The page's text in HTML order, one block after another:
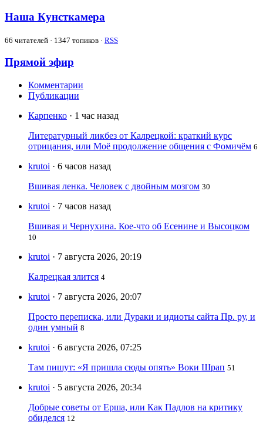
Наша Кунсткамера
66 читателей · 1347 топиков · RSS
Прямой эфир
Комментарии
Публикации
Карпенко · 1 час назад
Литературный ликбез от Калрецкой: краткий курс
отрицания, или Моё продолжение общения с Фомичём 6
krutoi · 6 часов назад
Вшивая ленка. Человек с двойным мозгом 30
krutoi · 7 часов назад
Вшивая и Чернухина. Кое-что об Есенине и Высоцком
10
krutoi · 7 августа 2026, 20:19
Калрецкая злится 4
krutoi · 7 августа 2026, 20:07
Просто переписка, или Дураки и идиоты сайта Пр. ру, и
один умный 8
krutoi · 6 августа 2026, 07:25
Там пишут: «Я пришла сюды опять» Воки Шрап 51
krutoi · 5 августа 2026, 20:34
Добрые советы от Ерша, или Как Падлов на критику
обиделся 12